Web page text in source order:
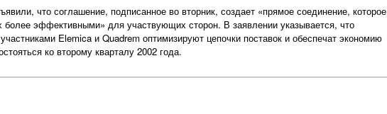
что соглашение, подписанное во вторник, создает «прямое соединение, которое
более эффективными» для участвующих сторон. В заявлении указывается, что
Elemica и Quadrem оптимизируют цепочки поставок и обеспечат экономию
ко второму кварталу 2002 года.